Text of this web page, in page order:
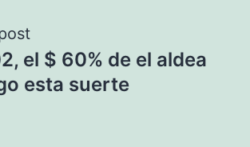
el $ 60% de el aldea
esta suerte